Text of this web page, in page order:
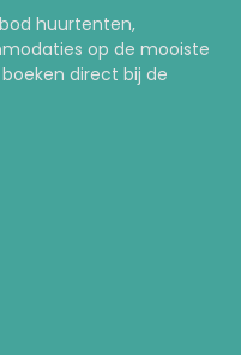
huurtenten,
op de mooiste
direct bij de